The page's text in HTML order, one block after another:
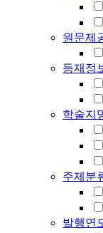
원문제
등재정
학술지
주제분
발행연